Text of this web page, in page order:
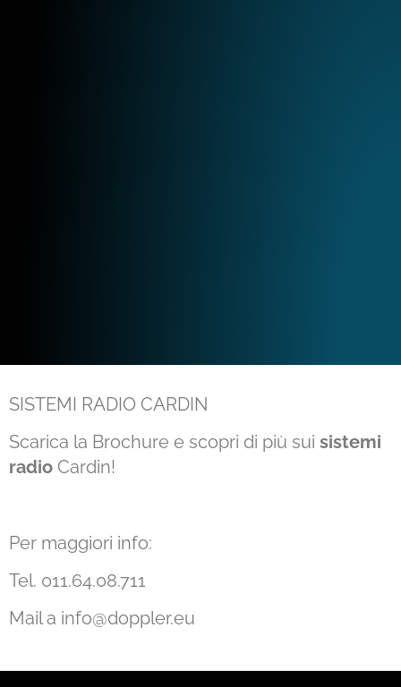
SISTEMI RADIO CARDIN
Scarica la Brochure e scopri di più sui sistemi
radio Cardin!
Per maggiori info:
Tel. 011.64.08.711
Mail a info@doppler.eu